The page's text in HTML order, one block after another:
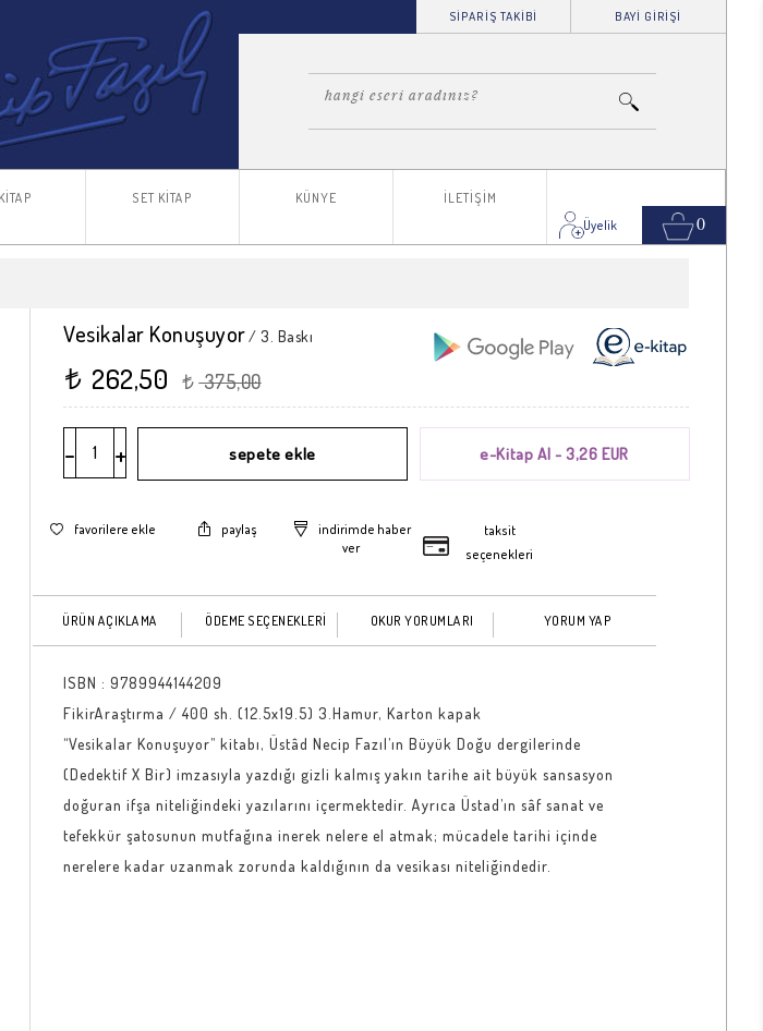
SİPARİŞ TAKİBİ BAYİ GİRİŞİ
SET KİTAP KÜNYE İLETİŞİM
0
Vesikalar Konuşuyor/ 3. Baskı
t 375,00
t 262,50
- +
favorilere ekle paylaş
indirimde haber
ver
taksit
seçenekleri
ÜRÜN AÇIKLAMA
ISBN :9789944144209
FikirAraştırma / 400 sh. (12.5x19.5) 3.Hamur, Karton kapak
“Vesikalar Konuşuyor” kitabı, Üstâd Necip Fazıl’ın Büyük Doğu dergilerinde
(Dedektif X Bir) imzasıyla yazdığı gizli kalmış yakın tarihe ait büyük sansasyon
doğuran ifşa niteliğindeki yazılarını içermektedir. Ayrıca Üstad’ın sâf sanat ve
tefekkür şatosunun mutfağına inerek nelere el atmak; mücadele tarihi içinde
nerelere kadar uzanmak zorunda kaldığının da vesikası niteliğindedir.
ÖDEME SEÇENEKLERİ OKUR YORUMLARI YORUM YAP